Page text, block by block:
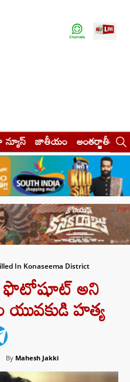
జాతీయం అంతర్జాతీయం
In Konaseema District
ఫొటోషూట్‌ అని
హత్య
By Mahesh Jakki